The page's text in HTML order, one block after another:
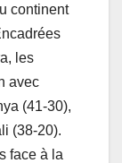
continent
les
avec
(41-30),
(38-20).
face à la